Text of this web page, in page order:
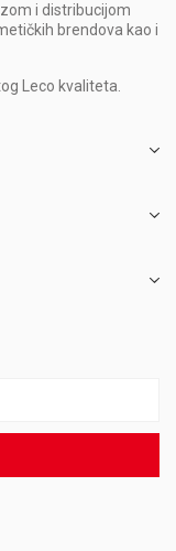
i distribucijom
brendova kao i
Leco kvaliteta.